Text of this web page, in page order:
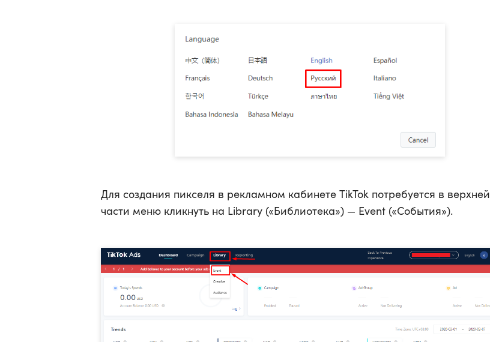
Для создания пикселя в рекламном кабинете TikTok потребуется в верхней
части меню кликнуть на Library («Библиотека») — Event («События»).